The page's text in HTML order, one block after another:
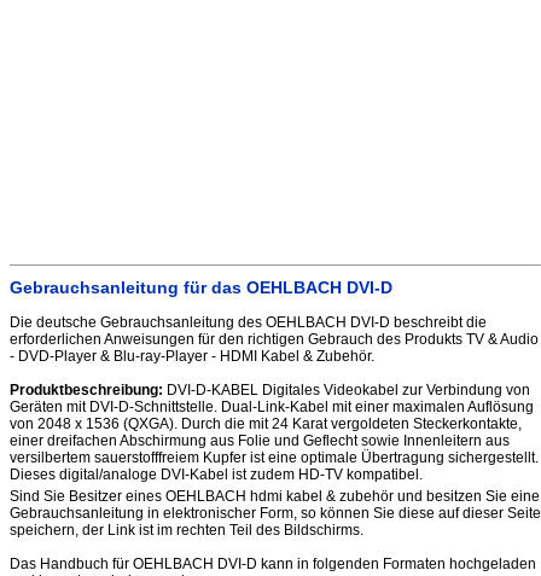
Gebrauchsanleitung für das OEHLBACH DVI-D
Die deutsche Gebrauchsanleitung des OEHLBACH DVI-D beschreibt die
erforderlichen Anweisungen für den richtigen Gebrauch des Produkts TV & Audio
- DVD-Player & Blu-ray-Player - HDMI Kabel & Zubehör.
Produktbeschreibung: DVI-D-KABEL Digitales Videokabel zur Verbindung von
Geräten mit DVI-D-Schnittstelle. Dual-Link-Kabel mit einer maximalen Auflösung
von 2048 x 1536 (QXGA). Durch die mit 24 Karat vergoldeten Steckerkontakte,
einer dreifachen Abschirmung aus Folie und Geflecht sowie Innenleitern aus
versilbertem sauerstofffreiem Kupfer ist eine optimale Übertragung sichergestellt.
Dieses digital/analoge DVI-Kabel ist zudem HD-TV kompatibel.
Sind Sie Besitzer eines OEHLBACH hdmi kabel & zubehör und besitzen Sie eine
Gebrauchsanleitung in elektronischer Form, so können Sie diese auf dieser Seite
speichern, der Link ist im rechten Teil des Bildschirms.
Das Handbuch für OEHLBACH DVI-D kann in folgenden Formaten hochgeladen